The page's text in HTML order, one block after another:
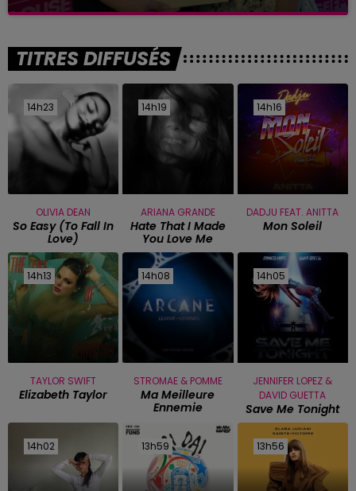
TITRES DIFFUSÉS
14h23
14h23
OLIVIA DEAN
So Easy (to Fall In
Love)
14h19
14h19
ARIANA GRANDE
Hate That I Made
You Love Me
14h16
14h16
DADJU FEAT. ANITTA
Mon Soleil
14h13
14h13
TAYLOR SWIFT
Elizabeth Taylor
14h08
14h08
STROMAE & POMME
Ma Meilleure
Ennemie
14h05
14h05
JENNIFER LOPEZ &
DAVID GUETTA
Save Me Tonight
14h02
14h02 13h59
13h59 13h56
13h56